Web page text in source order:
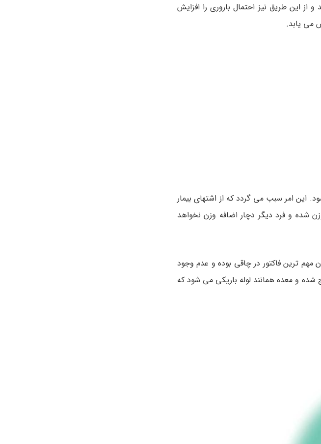
این طریق نیز احتمال باروری را افزایش
می یابد.
برش خورده و برداشته می شود. این امر سبب می گردد که از اشتهای بیمار
شده و فرد دیگر دچار اضافه وزن نخواهد
مهم ترین فاکتور در چاقی بوده و عدم وجود
و معده همانند لوله باریکی می شود که